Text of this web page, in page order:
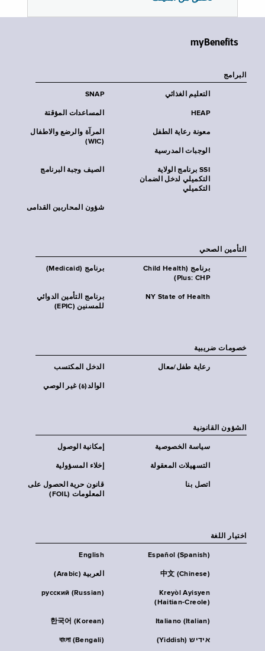
myBenefits
البرامج
SNAP التعليم الغذائي
المساعدات المؤقتة HEAP
المرآة والرضع والاطفال
(WIC)
معونة رعاية الطفل
الوجبات المدرسية
الصيف وجبة البرنامج
SSI برنامج الولاية
التكميلي لدخل الضمان
التكميلي
شؤون المحاربين القدامى
التأمين الصحي
برنامج (Medicaid)
برنامج (Child Health
Plus: CHP)
برنامج التأمين الدوائي
للمسنين (EPIC)
NY State of Health
خصومات ضريبية
الدخل المكتسب رعاية طفل/معال
الوالد(ة) غير الوصي
الشؤون القانونية
إمكانية الوصول سياسة الخصوصية
إخلاء المسؤولية التسهيلات المعقولة
قانون حرية الحصول على
المعلومات (FOIL)
اتصل بنا
اختيار اللغة
English Español (Spanish)
العربية (Arabic) 中文 (Chinese)
русский (Russian)
Kreyòl Ayisyen
(Haitian-Creole)
한국어 (Korean) Italiano (Italian)
বাংলা (Bengali) אידיש (Yiddish)